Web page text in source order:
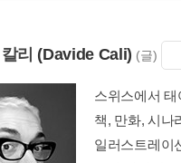
리 (Davide Cali) (글)
스위스에서
책, 만화, 시나
일러스트레이